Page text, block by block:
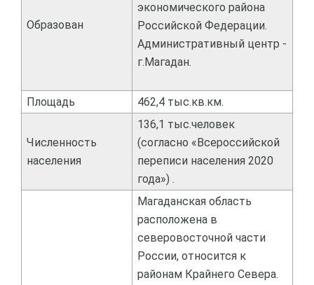
Образован
экономического района
Российской Федерации.
Административный центр -
г.Магадан.
Площадь 462,4 тыс.кв.км.
Численность
населения
136,1 тыс.человек
(согласно «Всероссийской
переписи населения 2020
года») .
Магаданская область
расположена в
северовосточной части
России, относится к
районам Крайнего Севера.